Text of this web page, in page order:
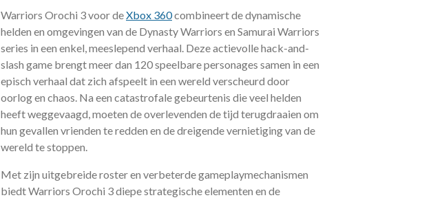
Warriors Orochi 3 voor deXbox 360combineert de dynamische
helden en omgevingen van de Dynasty Warriors en Samurai Warriors
series in een enkel, meeslepend verhaal. Deze actievolle hack-and-
slash game brengt meer dan 120 speelbare personages samen in een
episch verhaal dat zich afspeelt in een wereld verscheurd door
oorlog en chaos. Na een catastrofale gebeurtenis die veel helden
heeft weggevaagd, moeten de overlevenden de tijd terugdraaien om
hun gevallen vrienden te redden en de dreigende vernietiging van de
wereld te stoppen.
Met zijn uitgebreide roster en verbeterde gameplaymechanismen
biedt Warriors Orochi 3 diepe strategische elementen en de